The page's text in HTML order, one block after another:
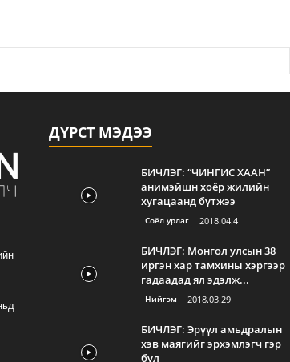
ДҮРСТ МЭДЭЭ
БИЧЛЭГ: “ЧИНГИС ХААН”
анимэйшн хоёр жилийн
хугацаанд бүтжээ
Соёл урлаг 2018.04.4
БИЧЛЭГ: Монгол улсын 38
иргэн хар тамхины хэргээр
гадаадад ял эдэлж...
Нийгэм 2018.03.29
БИЧЛЭГ: Эрүүл амьдралын
хэв маягийг эрхэмлэгч гэр
бүл